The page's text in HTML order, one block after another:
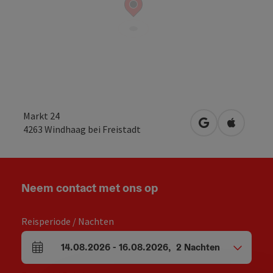
Markt 24
4263 Windhaag bei Freistadt Openen inOpenen
Neem contact met ons op
Reisperiode / Nachten
Velden voor aankomst en vertrek
14.08.2026- 16.08.2026, 2 Nachten